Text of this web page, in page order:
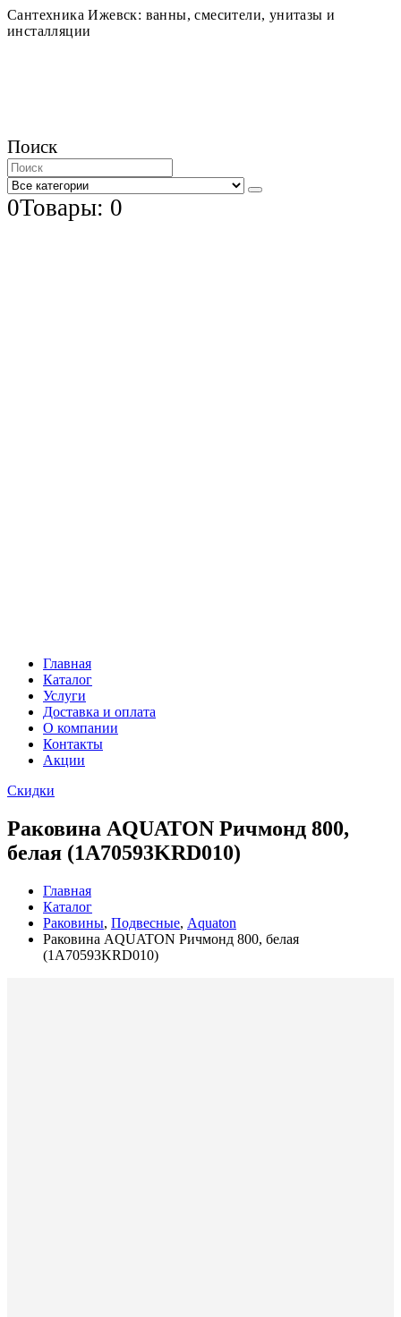
Сантехника Ижевск: ванны, смесители, унитазы и
инсталляции
Поиск
0Товары: 0
Главная
Каталог
Услуги
Доставка и оплата
О компании
Контакты
Акции
Скидки
Раковина AQUATON Ричмонд 800,
белая (1A70593KRD010)
Главная
Каталог
Раковины, Подвесные, Aquaton
Раковина AQUATON Ричмонд 800, белая
(1A70593KRD010)